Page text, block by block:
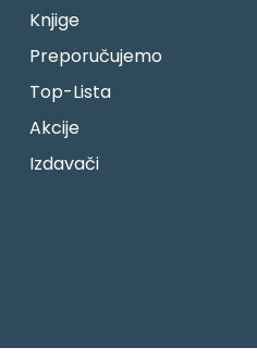
Knjige
Preporučujemo
Top-Lista
Akcije
Izdavači